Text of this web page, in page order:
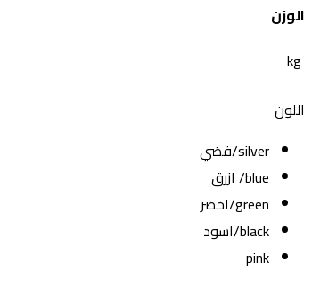
الوزن
اللون
silver/فضي
blue/ ازرق
green/اخضر
black/اسود
pink